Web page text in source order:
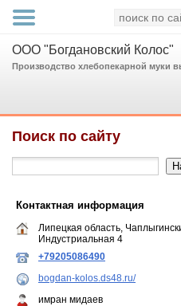
ООО "Богдановский Колос"
Производство хлебопекарной муки
Поиск по сайту
Контактная информация
Липецкая область,
Индустриальная 4
+79205086490
bogdan-kolos.ds48.ru/
имран мидаев